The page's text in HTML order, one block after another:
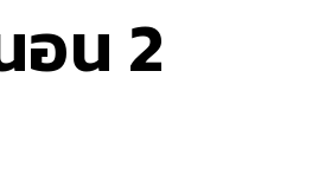
อน 2